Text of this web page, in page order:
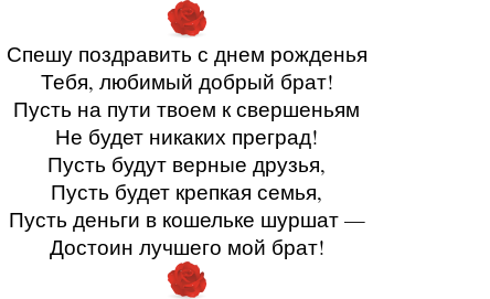
Спешу поздравить с днем рожденья
Тебя, любимый добрый брат!
Пусть на пути твоем к свершеньям
Не будет никаких преград!
Пусть будут верные друзья,
Пусть будет крепкая семья,
Пусть деньги в кошельке шуршат —
Достоин лучшего мой брат!